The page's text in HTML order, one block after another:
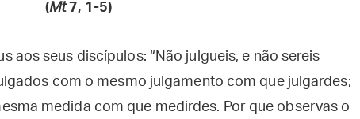
(Mt7, 1-5)
aos seus discípulos: “Não julgueis, e não sereis
com o mesmo julgamento com que julgardes;
medida com que medirdes. Por que observas o